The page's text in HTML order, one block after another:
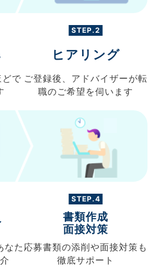
どで
STEP.2
ヒアリング
ご登録後、 アドバイザーが転
職のご希望を伺います
なた
STEP.4
書類作成
面接対策
応募書類の添削や面接対策も
徹底サポート